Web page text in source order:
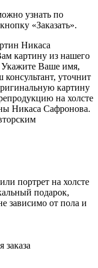
узнать по
«Заказать».
Никаса
картину из нашего
Укажите Ваше имя,
уточнит
картину
на холсте
Никаса Сафронова.
портрет на холсте
подарок,
зависимо от пола и